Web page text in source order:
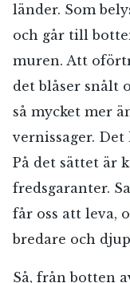
länder. Som
och går till
muren. Att
det blåser snålt
så mycket mer
vernissager.
På det sättet är
fredsgaranter.
får oss att leva,
bredare och
Så, från botten